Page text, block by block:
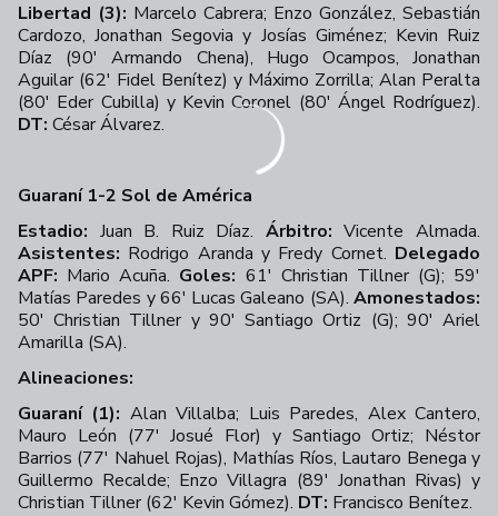
Libertad (3): Marcelo Cabrera; Enzo González, Sebastián
Cardozo, Jonathan Segovia y Josías Giménez; Kevin Ruiz
Díaz (90' Armando Chena), Hugo Ocampos, Jonathan
Aguilar (62' Fidel Benítez) y Máximo Zorrilla; Alan Peralta
(80' Eder Cubilla) y Kevin Coronel (80' Ángel Rodríguez).
DT: César Álvarez.
Guaraní 1-2 Sol de América
Estadio: Juan B. Ruiz Díaz. Árbitro: Vicente Almada.
Asistentes: Rodrigo Aranda y Fredy Cornet. Delegado
APF: Mario Acuña. Goles: 61' Christian Tillner (G); 59'
Matías Paredes y 66' Lucas Galeano (SA). Amonestados:
50' Christian Tillner y 90' Santiago Ortiz (G); 90' Ariel
Amarilla (SA).
Alineaciones:
Guaraní (1): Alan Villalba; Luis Paredes, Alex Cantero,
Mauro León (77' Josué Flor) y Santiago Ortiz; Néstor
Barrios (77' Nahuel Rojas), Mathías Ríos, Lautaro Benega y
Guillermo Recalde; Enzo Villagra (89' Jonathan Rivas) y
Christian Tillner (62' Kevin Gómez). DT: Francisco Benítez.